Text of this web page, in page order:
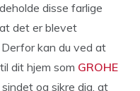
disse farlige
det er blevet
kan du ved at
dit hjem som GROHE
og sikre dig, at